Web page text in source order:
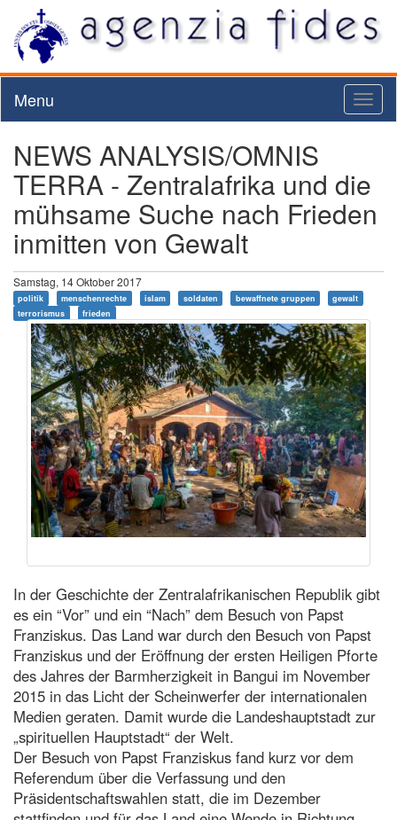
Menu
NEWS ANALYSIS/OMNIS
TERRA - Zentralafrika und die
mühsame Suche nach Frieden
inmitten von Gewalt
Samstag, 14 Oktober 2017
politik menschenrechte islam soldaten bewaffnete gruppen
gewalt
terrorismus
frieden
In der Geschichte der Zentralafrikanischen Republik gibt
es ein “Vor” und ein “Nach” dem Besuch von Papst
Franziskus. Das Land war durch den Besuch von Papst
Franziskus und der Eröffnung der ersten Heiligen Pforte
des Jahres der Barmherzigkeit in Bangui im November
2015 in das Licht der Scheinwerfer der internationalen
Medien geraten. Damit wurde die Landeshauptstadt zur
„spirituellen Hauptstadt“ der Welt.
Der Besuch von Papst Franziskus fand kurz vor dem
Referendum über die Verfassung und den
Präsidentschaftswahlen statt, die im Dezember